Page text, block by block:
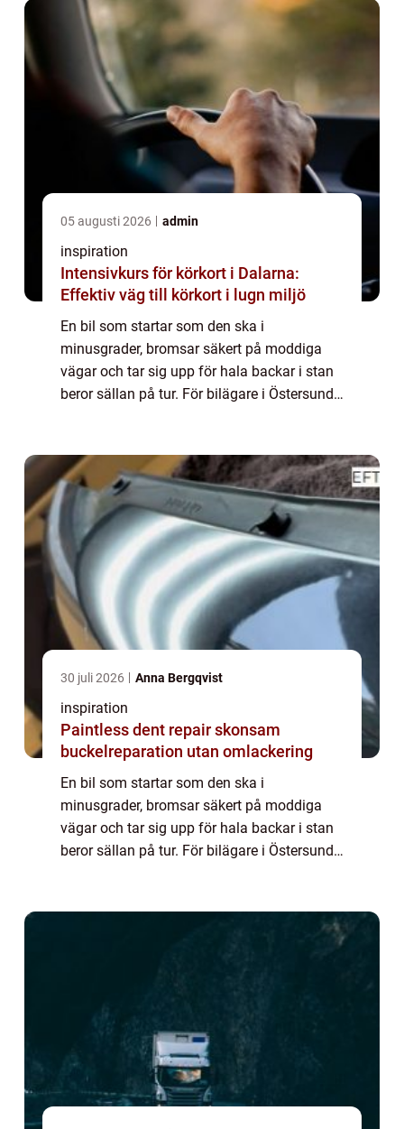
05 augusti 2026 admin
inspiration
Intensivkurs för körkort i Dalarna:
Effektiv väg till körkort i lugn miljö
En bil som startar som den ska i
minusgrader, bromsar säkert på moddiga
vägar och tar sig upp för hala backar i stan
beror sällan på tur. För bilägare i Östersund
Kl...
30 juli 2026 Anna Bergqvist
inspiration
Paintless dent repair skonsam
buckelreparation utan omlackering
En bil som startar som den ska i
minusgrader, bromsar säkert på moddiga
vägar och tar sig upp för hala backar i stan
beror sällan på tur. För bilägare i Östersund